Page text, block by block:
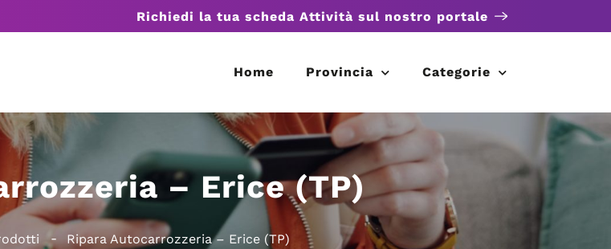
Richiedi la tua scheda Attività sul nostro portale
Home Provincia Categorie
– Erice (TP)
Ripara Autocarrozzeria – Erice (TP)